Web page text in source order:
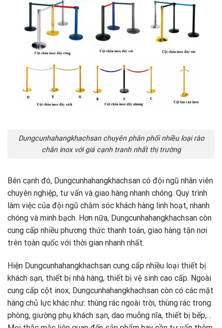
Dungcunhahangkhachsan chuyên phân phối nhiều loại rào
chắn inox với giá cạnh tranh nhất thị trường
Bên cạnh đó, Dungcunhahangkhachsan có đội ngũ nhân viên
chuyên nghiệp, tư vấn và giao hàng nhanh chóng. Quy trình
làm việc của đội ngũ chăm sóc khách hàng linh hoạt, nhanh
chóng và minh bạch. Hơn nữa, Dungcunhahangkhachsan còn
cung cấp nhiều phương thức thanh toán, giao hàng tận nơi
trên toàn quốc với thời gian nhanh nhất.
Hiện Dungcunhahangkhachsan cung cấp nhiều loại thiết bị
khách sạn, thiết bị nhà hàng, thiết bị vệ sinh cao cấp. Ngoài
cung cấp cột inox, Dungcunhahangkhachsan còn có các mặt
hàng chủ lực khác như: thùng rác ngoài trời, thùng rác trong
phòng, giường phụ khách sạn, dao muỗng nĩa, thiết bị bếp,…